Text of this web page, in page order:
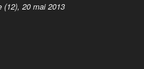
(12), 20 mai 2013